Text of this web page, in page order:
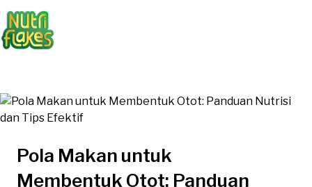
Pola Makan untuk
Membentuk Otot: Panduan